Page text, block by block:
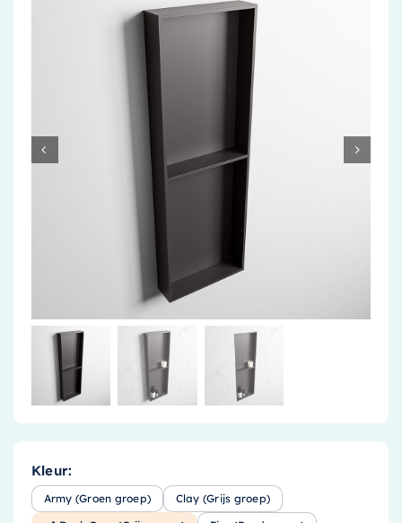
Accessoires
Installatiemateriaal
Klimaatbeheersing
Kleur:
Army (Groen groep) Clay (Grijs groep)